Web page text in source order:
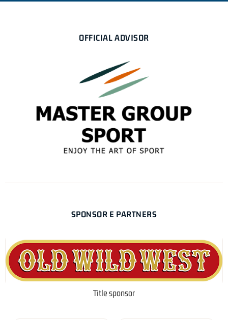
OFFICIAL ADVISOR
SPONSOR E PARTNERS
Title sponsor